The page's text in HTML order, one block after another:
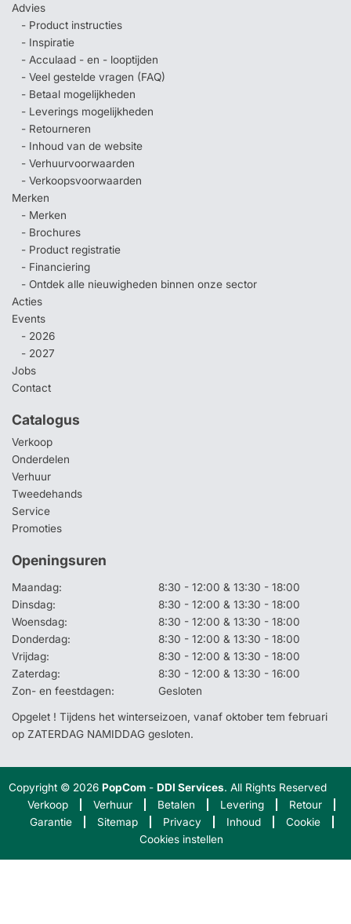
Advies
- Product instructies
- Inspiratie
- Acculaad - en - looptijden
- Veel gestelde vragen (FAQ)
- Betaal mogelijkheden
- Leverings mogelijkheden
- Retourneren
- Inhoud van de website
- Verhuurvoorwaarden
- Verkoopsvoorwaarden
Merken
- Merken
- Brochures
- Product registratie
- Financiering
- Ontdek alle nieuwigheden binnen onze sector
Acties
Events
- 2026
- 2027
Jobs
Contact
Catalogus
Verkoop
Onderdelen
Verhuur
Tweedehands
Service
Promoties
Openingsuren
Maandag:
8:30 - 12:00 & 13:30 - 18:00
Dinsdag:
8:30 - 12:00 & 13:30 - 18:00
Woensdag:
8:30 - 12:00 & 13:30 - 18:00
Donderdag:
8:30 - 12:00 & 13:30 - 18:00
Vrijdag:
8:30 - 12:00 & 13:30 - 18:00
Zaterdag:
8:30 - 12:00 & 13:30 - 16:00
Zon- en feestdagen:
Gesloten
Opgelet ! Tijdens het winterseizoen, vanaf oktober tem februari
op ZATERDAG NAMIDDAG gesloten.
Copyright © 2026PopCom -DDI Services. All Rights Reserved
Verkoop
Verhuur Betalen Levering
Retour
Garantie
Sitemap Privacy Inhoud
Cookie
Cookies instellen